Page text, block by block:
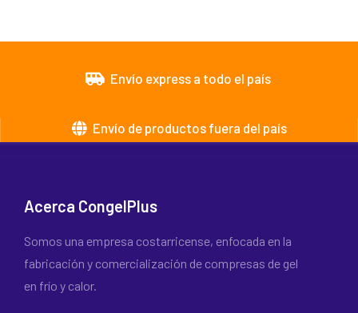
Envío express a todo el país
Envío de productos fuera del país
Acerca CongelPlus
Somos una empresa costarricense, enfocada en la
fabricación y comercialización de compresas de gel
en frío y calor.